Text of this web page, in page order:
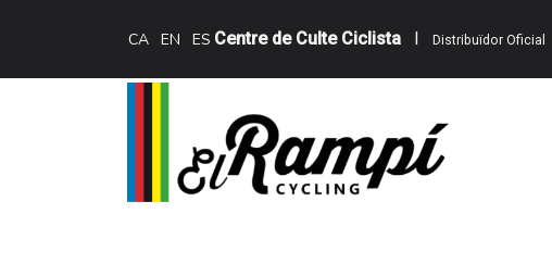
CA EN ES Centre de Culte Ciclista I Distribuïdor Oficial